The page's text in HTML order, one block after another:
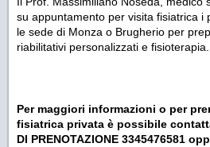
su appuntamento per visita fisiatrica i
le sede di Monza o Brugherio per
riabilitativi personalizzati e fisioterapia.
Per maggiori informazioni o per
fisiatrica privata è possibile
DI PRENOTAZIONE 3345476581